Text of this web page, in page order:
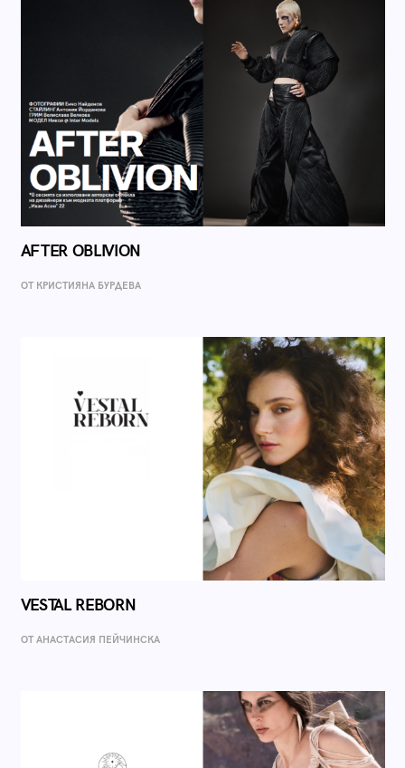
AFTER OBLIVION
ОТ КРИСТИЯНА БУРДЕВА
VESTAL REBORN
ОТ AНАСТАСИЯ ПЕЙЧИНСКА